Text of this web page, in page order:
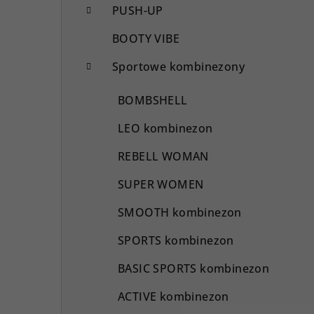
PUSH-UP
BOOTY VIBE
Sportowe kombinezony
BOMBSHELL
LEO kombinezon
REBELL WOMAN
SUPER WOMEN
SMOOTH kombinezon
SPORTS kombinezon
BASIC SPORTS kombinezon
ACTIVE kombinezon